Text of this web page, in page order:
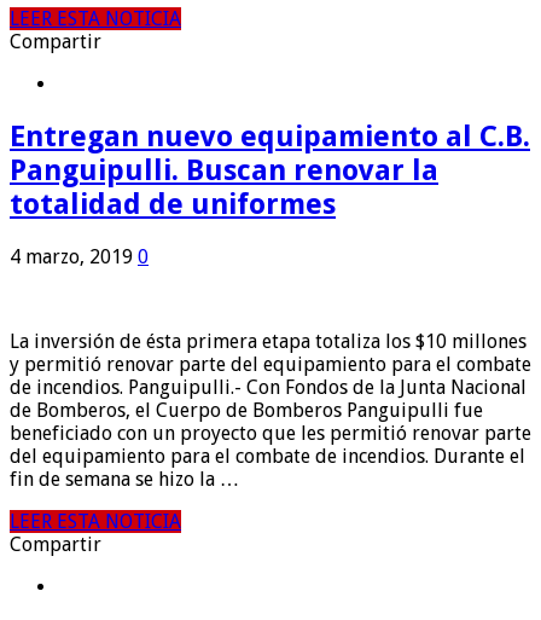
LEER ESTA NOTICIA
Compartir
Entregan nuevo equipamiento al C.B.
Panguipulli. Buscan renovar la
totalidad de uniformes
4 marzo, 2019 0
La inversión de ésta primera etapa totaliza los $10 millones
y permitió renovar parte del equipamiento para el combate
de incendios. Panguipulli.- Con Fondos de la Junta Nacional
de Bomberos, el Cuerpo de Bomberos Panguipulli fue
beneficiado con un proyecto que les permitió renovar parte
del equipamiento para el combate de incendios. Durante el
fin de semana se hizo la …
LEER ESTA NOTICIA
Compartir